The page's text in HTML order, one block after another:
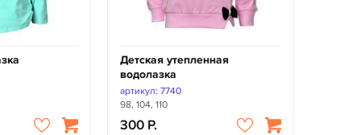
Детская утепленная
водолазка
артикул: 7740
98, 104, 110
300